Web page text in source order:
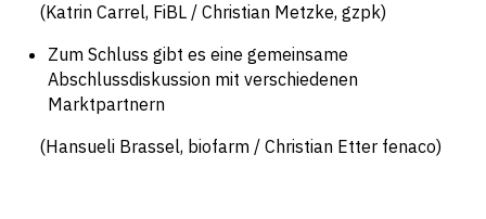
(Katrin Carrel, FiBL / Christian Metzke, gzpk)
Zum Schluss gibt es eine gemeinsame
Abschlussdiskussion mit verschiedenen
Marktpartnern
(Hansueli Brassel, biofarm / Christian Etter fenaco)